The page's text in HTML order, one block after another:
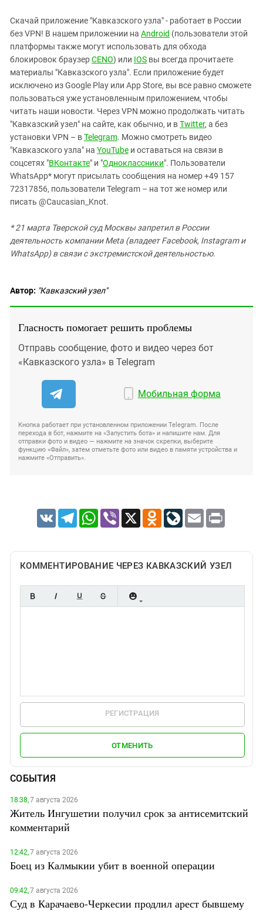
Скачай приложение "Кавказского узла" - работает в России
без VPN! В нашем приложении на Android (пользователи этой
платформы также могут использовать для обхода
блокировок браузерCENO) или IOS вы всегда прочитаете
материалы "Кавказского узла". Если приложение будет
исключено из Google Play или App Store, вы все равно сможете
пользоваться уже установленным приложением, чтобы
читать наши новости. Через VPN можно продолжать читать
"Кавказский узел" на сайте, как обычно, и вTwitter, а без
установки VPN – вTelegram. Можно смотреть видео
"Кавказского узла" на YouTube и оставаться на связи в
соцсетях "ВКонтакте" и "Одноклассники". Пользователи
WhatsApp* могут присылать сообщения на номер +49 157
72317856, пользователи Telegram – на тот же номер или
писать @Caucasian_Knot.
* 21 марта Тверской суд Москвы запретил в России
деятельность компании Meta (владеет Facebook, Instagram и
WhatsApp) в связи с экстремистской деятельностью.
Автор: "Кавказский узел"
Гласность помогает решить проблемы
Отправь сообщение, фото и видео через бот
«Кавказского узла» в Telegram
Мобильная форма
Кнопка работает при установленном приложении Telegram. После
перехода в бот, нажмите на «Запустить бота» и напишите нам. Для
отправки фото и видео — нажмите на значок скрепки, выберите
функцию «Файл», затем отметьте фото или видео в памяти устройства и
нажмите «Отправить».
VK TelegramWhatsApp
Viber X Odnoklassniki
LiveJournal
Email Print
КОММЕНТИРОВАНИЕ ЧЕРЕЗ КАВКАЗСКИЙ УЗЕЛ
РЕГИСТРАЦИЯ
ОТМЕНИТЬ
СОБЫТИЯ
18:38,7 августа 2026
Житель Ингушетии получил срок за антисемитский
комментарий
12:42,7 августа 2026
Боец из Калмыкии убит в военной операции
09:42,7 августа 2026
Суд в Карачаево-Черкесии продлил арест бывшему